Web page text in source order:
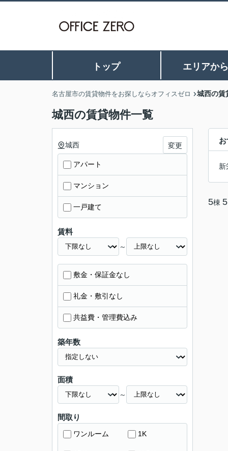
トップ エリアか
名古屋市の賃貸物件をお探しならオフィスゼロ 城西の賃
城西の賃貸物件一覧
新
5棟
城西 変更
アパート
マンション
一戸建て
賃料
～
敷金・保証金なし
礼金・敷引なし
共益費・管理費込み
築年数
面積
～
間取り
ワンルーム 1K